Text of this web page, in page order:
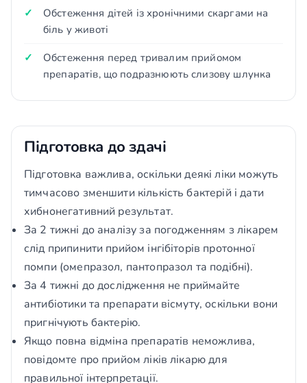
Обстеження дітей із хронічними скаргами на
біль у животі
Обстеження перед тривалим прийомом
препаратів, що подразнюють слизову шлунка
Підготовка до здачі
Підготовка важлива, оскільки деякі ліки можуть
тимчасово зменшити кількість бактерій і дати
хибнонегативний результат.
За 2 тижні до аналізу за погодженням з лікарем
слід припинити прийом інгібіторів протонної
помпи (омепразол, пантопразол та подібні).
За 4 тижні до дослідження не приймайте
антибіотики та препарати вісмуту, оскільки вони
пригнічують бактерію.
Якщо повна відміна препаратів неможлива,
повідомте про прийом ліків лікарю для
правильної інтерпретації.